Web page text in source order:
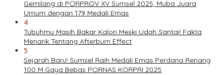
Gemilang di PORPROV XV Sumsel 2025, Muba Juara
Umum dengan 179 Medali Emas
4
Tubuhmu Masih Bakar Kalori Meski Udah Santai! Fakta
Menarik Tentang Afterburn Effect
5
Sejarah Baru! Sumsel Raih Medali Emas Perdana Renang
100 M Gaya Bebas PORNAS KORPRI 2025